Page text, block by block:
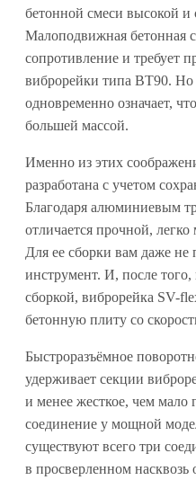
бетонной смеси высокой
Малоподвижная бетонная
сопротивление и требует
виброрейки типа BT90.
одновременно означает,
большей массой.
Именно из этих
разработана с учетом
Благодаря алюминиевым
отличается прочной,
Для ее сборки вам даже не
инструмент. И, после
сборкой, виброрейка SV-
бетонную плиту со
Быстроразъёмное
удерживает секции
и менее жесткое, чем мало
соединение у мощной
существуют всего три
в просверленном